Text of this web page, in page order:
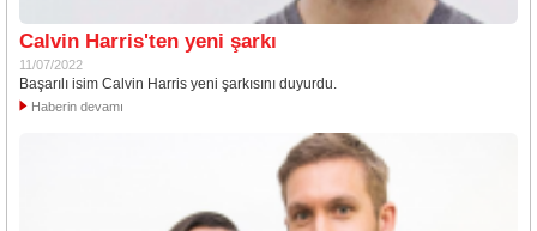
Calvin Harris'ten yeni şarkı
11/07/2022
Başarılı isim Calvin Harris yeni şarkısını duyurdu.
Haberin devamı